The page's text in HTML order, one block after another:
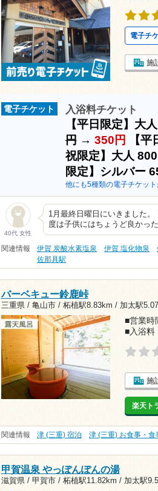
電子チ
施
電子チケット 入浴料チケット
【平日限定】大
円→ 350円 【
祝限定】大人
限定】シルバー
他にも5種類の電子チケッ
40代 女性
1月最終日曜日にいきました
度は子供にはちょうど良かっ
関連情報 伊賀 炭酸水素塩泉 伊賀 塩化物泉
佐那具駅
バーベキュー鈴鹿峠
三重県 / 亀山市 / 柘植駅8.83km / 加太駅
■営業時
■入浴料
施
楽天ト
関連情報 津 (三重) 宿泊 津 (三重) お食事・食
甲賀温泉 やっぽんぽんの湯
滋賀県 / 甲賀市 / 柘植駅11.82km / 加太駅